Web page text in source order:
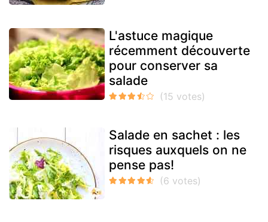
L'astuce magique
récemment découverte
pour conserver sa
salade
Salade en sachet : les
risques auxquels on ne
pense pas!